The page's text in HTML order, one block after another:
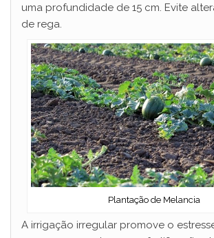
uma profundidade de 15 cm. Evite
de rega.
Plantação de Melancia
A irrigação irregular promove o